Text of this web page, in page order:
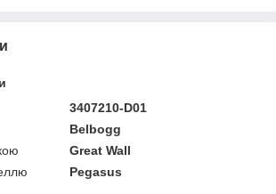
3407210-D01
Belbogg
Great Wall
Pegasus